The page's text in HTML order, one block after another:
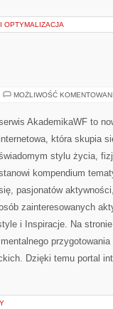
OPTYMALIZACJA
MOŻLIWOŚĆ
AkademikaWF to
internetowa, która skupia
stylu życia,
kompendium
pasjonatów
zainteresowanych
i Inspiracje. Na
Dzięki temu portal